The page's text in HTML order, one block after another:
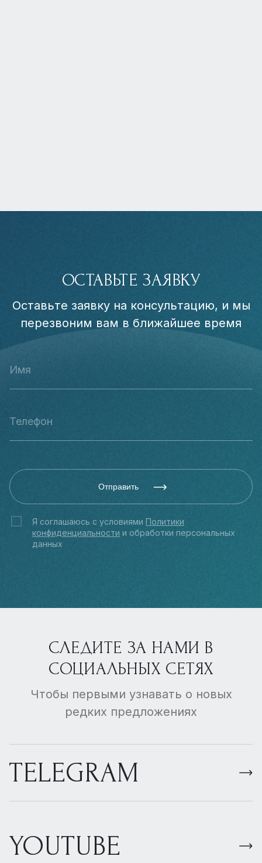
ОСТАВЬТЕ ЗАЯВКУ
Оставьте заявку на консультацию, и мы
перезвоним вам в ближайшее время
Отправить
Я соглашаюсь с условиями Политики
конфиденциальности и обработки персональных
данных
СЛЕДИТЕ ЗА НАМИ В
СОЦИАЛЬНЫХ СЕТЯХ
Чтобы первыми узнавать о новых
редких предложениях
TELEGRAM
YOUTUBE